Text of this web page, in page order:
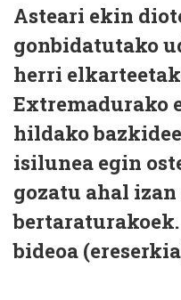
Asteari ekin
gonbidatutako
herri
Extremadurako
hildako
isilunea egin
gozatu ahal
bideoa